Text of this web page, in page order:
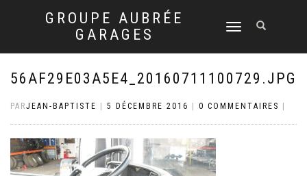
GROUPE AUBRÉE
GARAGES
DÉPLIER
NAVIGATION
56AF29E03A5E4_20160711100729.JPG
PARJEAN-BAPTISTE 5 DÉCEMBRE 2016 0 COMMENTAIRES